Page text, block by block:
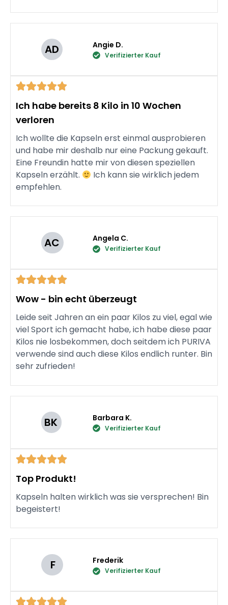
AD Angie D.
Verifizierter Kauf
Ich habe bereits 8 Kilo in 10 Wochen
verloren
Ich wollte die Kapseln erst einmal ausprobieren
und habe mir deshalb nur eine Packung gekauft.
Eine Freundin hatte mir von diesen speziellen
Kapseln erzählt.
Ich kann sie wirklich jedem
empfehlen.
AC Angela C.
Verifizierter Kauf
Wow - bin echt überzeugt
Leide seit Jahren an ein paar Kilos zu viel, egal wie
viel Sport ich gemacht habe, ich habe diese paar
Kilos nie losbekommen, doch seitdem ich PURIVA
verwende sind auch diese Kilos endlich runter. Bin
sehr zufrieden!
BK Barbara K.
Verifizierter Kauf
Top Produkt!
Kapseln halten wirklich was sie versprechen! Bin
begeistert!
F Frederik
Verifizierter Kauf